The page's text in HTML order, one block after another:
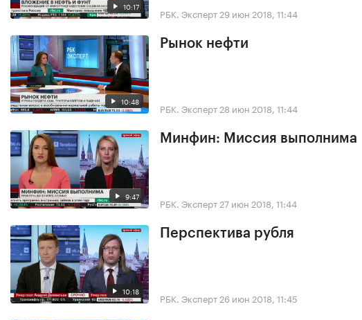
10:17 РБК. Эксперт 29 июн 2018, 11:44
10:48
Рынок нефти
РБК. Эксперт 28 июн 2018, 11:44
9:47
Минфин: Миссия выполнима
РБК. Эксперт 27 июн 2018, 11:44
10:18
Перспектива рубля
РБК. Эксперт 26 июн 2018, 11:45